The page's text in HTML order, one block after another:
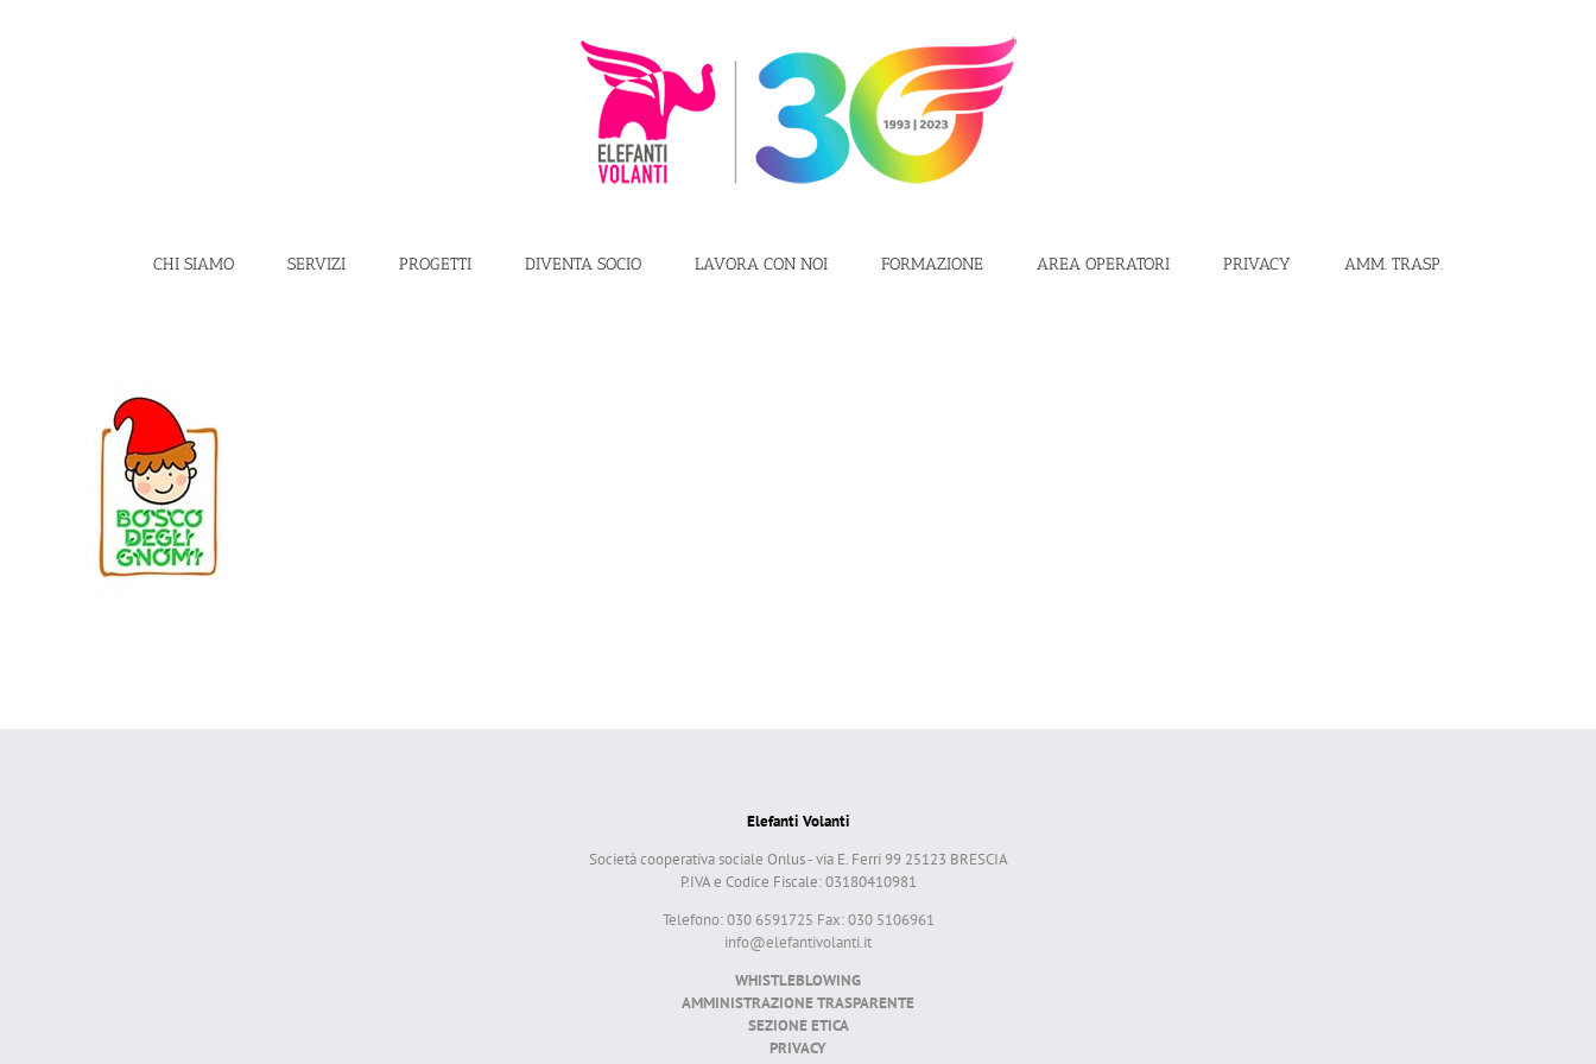
CHI SIAMO SERVIZI PROGETTI DIVENTA SOCIO LAVORA CON NOI FORMAZIONE AREA OPERATORI PRIVACY AMM. TRASP.
Elefanti Volanti
Società cooperativa sociale Onlus - via E. Ferri 99 25123 BRESCIA
P.IVA e Codice Fiscale: 03180410981
Telefono: 030 6591725 Fax: 030 5106961
info@elefantivolanti.it
WHISTLEBLOWING
AMMINISTRAZIONE TRASPARENTE
SEZIONE ETICA
PRIVACY